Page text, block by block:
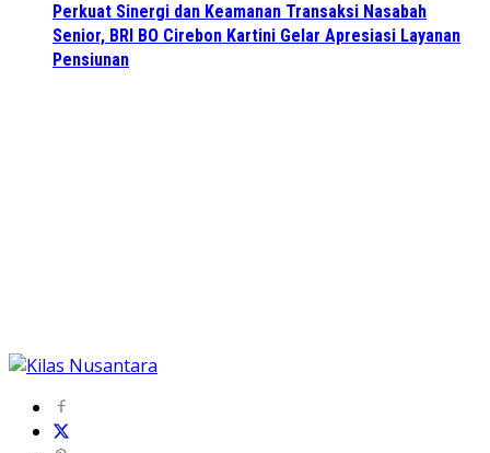
Perkuat Sinergi dan Keamanan Transaksi Nasabah
Senior, BRI BO Cirebon Kartini Gelar Apresiasi Layanan
Pensiunan